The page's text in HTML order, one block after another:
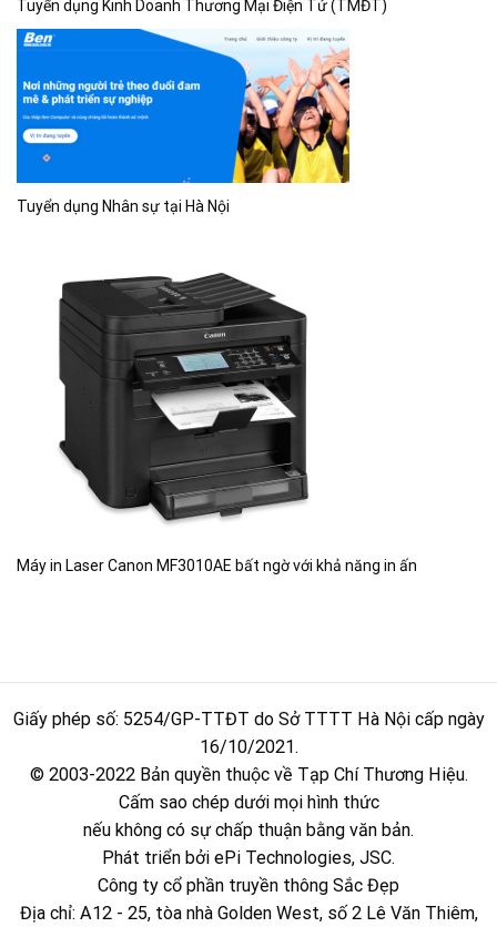
Tuyển dụng Kinh Doanh Thương Mại Điện Tử (TMĐT)
Tuyển dụng Nhân sự tại Hà Nội
Máy in Laser Canon MF3010AE bất ngờ với khả năng in ấn
Giấy phép số: 5254/GP-TTĐT do Sở TTTT Hà Nội cấp ngày
16/10/2021.
© 2003-2022 Bản quyền thuộc về Tạp Chí Thương Hiệu.
Cấm sao chép dưới mọi hình thức
nếu không có sự chấp thuận bằng văn bản.
Phát triển bởi ePi Technologies, JSC.
Công ty cổ phần truyền thông Sắc Đẹp
Địa chỉ: A12 - 25, tòa nhà Golden West, số 2 Lê Văn Thiêm,